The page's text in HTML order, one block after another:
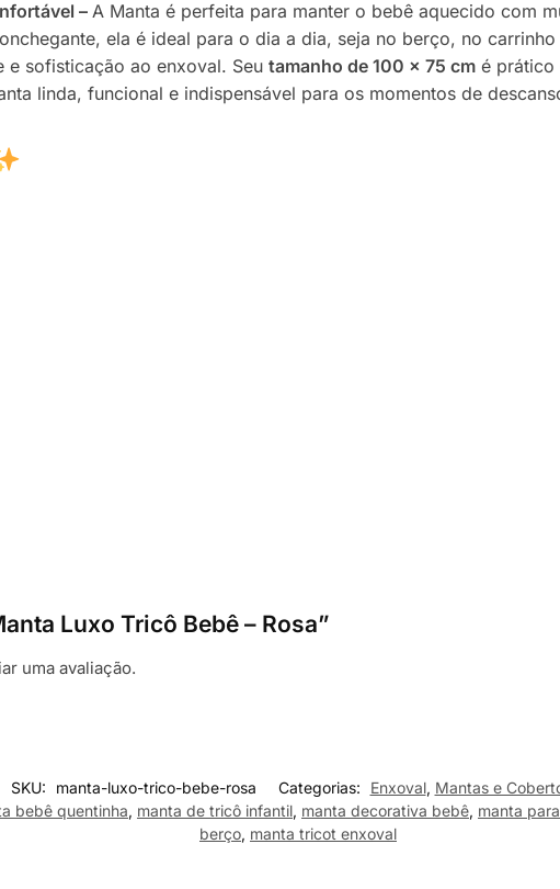
– A Manta é perfeita para manter o bebê aquecido com
ela é ideal para o dia a dia, seja no berço, no
e sofisticação ao enxoval. Seu tamanho de 100 x 75 cmé prático
linda, funcional e indispensável para os momentos de
Luxo Tricô Bebê – Rosa”
uma avaliação.
SKU: manta-luxo-trico-bebe-rosa Categorias: Enxoval, Mantas e
bebê quentinha, manta de tricô infantil, manta decorativa bebê, manta
berço, manta tricot enxoval